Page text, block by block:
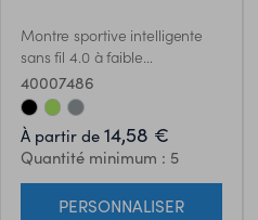
Montre sportive intelligente
sans fil 4.0 à faible
consommation d'énergie
avec bracelet en silicone.
Batterie rechargeable Li-Pol
180 mAh. Étanchéité IPX7.
Nécessite une application
gratuite (wearfit disponible
sous iOS et Android.
40007486
À partir de 14,58 €
Quantité minimum : 5
PERSONNALISER